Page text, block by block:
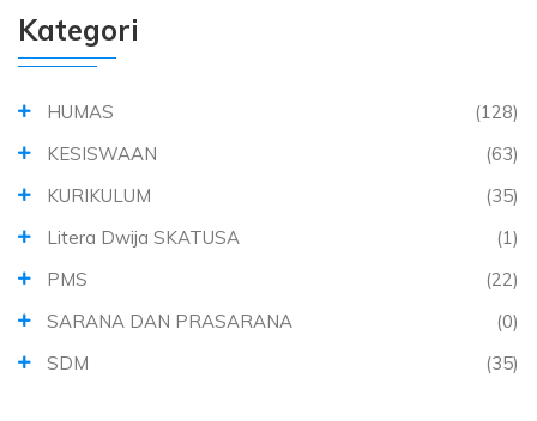
Kategori
HUMAS
(128)
KESISWAAN
(63)
KURIKULUM
(35)
Litera Dwija SKATUSA
(1)
PMS
(22)
SARANA DAN PRASARANA
(0)
SDM
(35)